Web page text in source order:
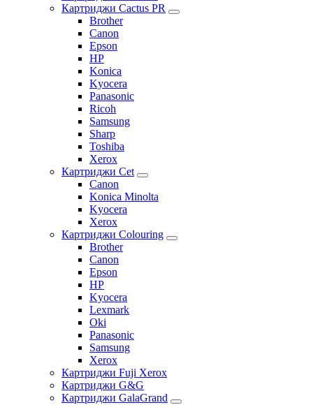
Картриджи Cactus PR
Brother
Canon
Epson
HP
Konica
Kyocera
Panasonic
Ricoh
Samsung
Sharp
Toshiba
Xerox
Картриджи Cet
Canon
Konica Minolta
Kyocera
Xerox
Картриджи Colouring
Brother
Canon
Epson
HP
Kyocera
Lexmark
Oki
Panasonic
Samsung
Xerox
Картриджи Fuji Xerox
Картриджи G&G
Картриджи GalaGrand